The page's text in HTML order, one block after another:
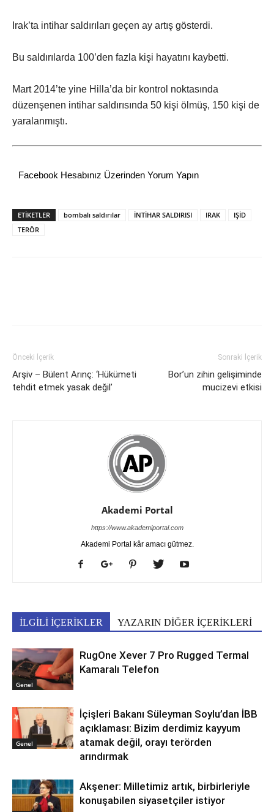
Irak’ta intihar saldırıları geçen ay artış gösterdi.
Bu saldırılarda 100’den fazla kişi hayatını kaybetti.
Mart 2014’te yine Hilla’da bir kontrol noktasında
düzenşenen intihar saldırısında 50 kişi ölmüş, 150 kişi de
yaralanmıştı.
Facebook Hesabınız Üzerinden Yorum Yapın
ETİKETLER bombalı saldırılar İNTİHAR SALDIRISI IRAK
IŞİD
TERÖR
Önceki İçerik
Arşiv – Bülent Arınç: ‘Hükümeti
tehdit etmek yasak değil’
Sonraki İçerik
Bor’un zihin gelişiminde
mucizevi etkisi
Akademi Portal
https://www.akademiportal.com
Akademi Portal kâr amacı gütmez.
İLGİLİ İÇERİKLER YAZARIN DİĞER İÇERİKLERİ
Genel
RugOne Xever 7 Pro Rugged Termal
Kamaralı Telefon
Genel
İçişleri Bakanı Süleyman Soylu’dan İBB
açıklaması: Bizim derdimiz kayyum
atamak değil, orayı terörden
arındırmak
Akşener: Milletimiz artık, birbirleriyle
konuşabilen siyasetçiler istiyor